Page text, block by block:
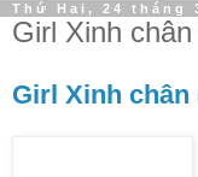
Thứ Hai, 24 tháng
Girl Xinh
Girl Xinh